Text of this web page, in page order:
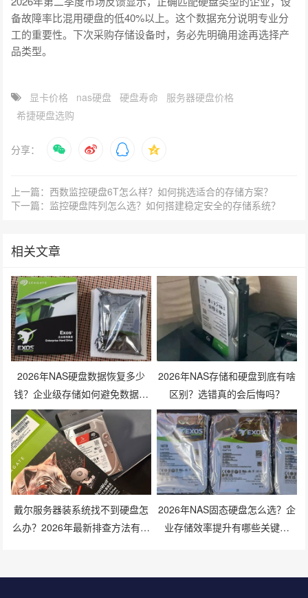
备故障率比混用硬盘的低40%以上。这个数据充分说明专业分
工的重要性。下次采购存储设备时，务必先明确用途再选择产
品类型。
显卡价格 nas硬盘 硬盘寿命
服务器硬盘价格
希捷硬盘选购
分享：
上一篇：西数监控硬盘6T怎么样？如何挑选适合的存储方案？
下一篇：监控硬盘阵列怎么选？如何搭建稳定安全的存储系统？
相关文章
2026年NAS硬盘数据恢复多少
钱？企业级存储如何避免数据丢
失风险？
2026年NAS存储和硬盘到底有啥
区别？选错真的会后悔吗？
戴尔服务器装系统找不到硬盘怎
么办？2026年最新排查方法有哪
2026年NAS固态硬盘怎么选？企
业存储效率提升有哪些关键技